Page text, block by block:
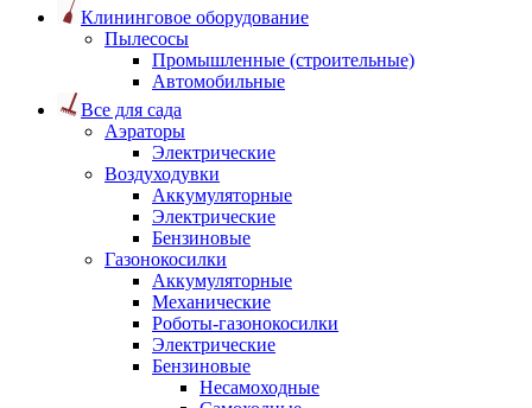
Клининговое оборудование
Пылесосы
Промышленные (строительные)
Автомобильные
Все для сада
Аэраторы
Электрические
Воздуходувки
Аккумуляторные
Электрические
Бензиновые
Газонокосилки
Аккумуляторные
Механические
Роботы-газонокосилки
Электрические
Бензиновые
Несамоходные